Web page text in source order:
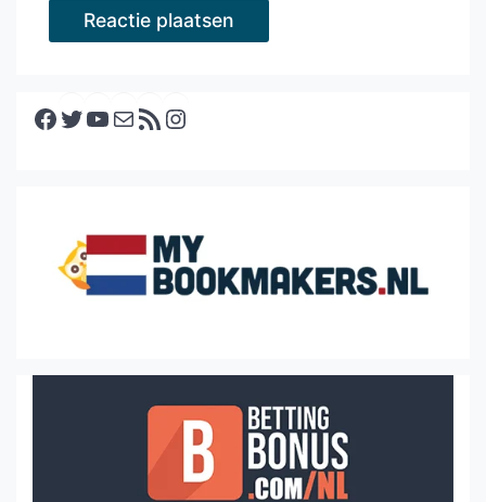
Facebook Twitter YouTube E-mail RSS feed